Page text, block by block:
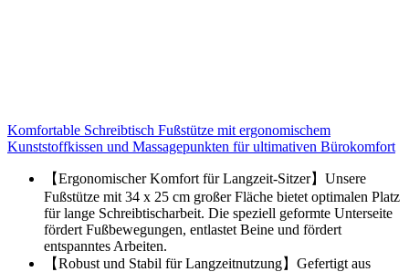
Komfortable Schreibtisch Fußstütze mit ergonomischem
Kunststoffkissen und Massagepunkten für ultimativen Bürokomfort
【Ergonomischer Komfort für Langzeit-Sitzer】Unsere
Fußstütze mit 34 x 25 cm großer Fläche bietet optimalen Platz
für lange Schreibtischarbeit. Die speziell geformte Unterseite
fördert Fußbewegungen, entlastet Beine und fördert
entspanntes Arbeiten.
【Robust und Stabil für Langzeitnutzung】Gefertigt aus